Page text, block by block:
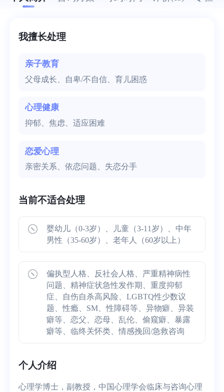
我擅长处理
亲子教育
父母成长、自卑/不自信、育儿困惑
心理健康
抑郁、焦虑、适应困难
恋爱心理
亲密关系、依恋问题、失恋分手
当前不适合处理
婴幼儿（0-3岁）、儿童（3-11岁）、中年
男性（35-60岁）、老年人（60岁以上）
偏执型人格、反社会人格、严重精神病性
问题、精神症状急性发作期、重度抑郁
症、自伤自杀高风险、LGBTQ性少数议
题、性瘾、SM、性障碍等、异物癖、异装
癖等、恋父、恋母、乱伦、偷窥癖、暴露
癖等、临终关怀类、情感挽回/急救咨询
个人介绍
心理学博士，副教授，中国心理学会临床与咨询心理